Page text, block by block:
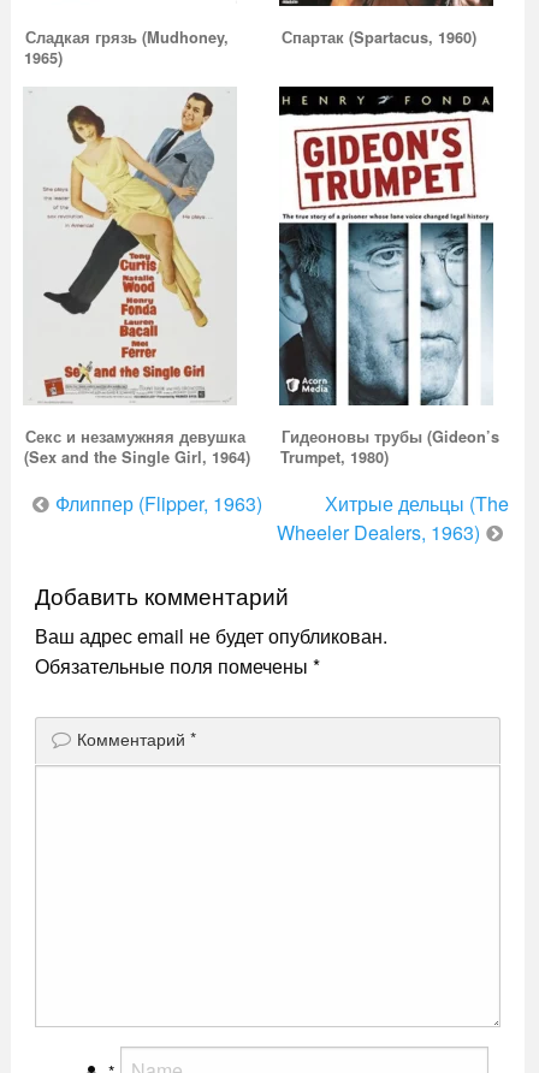
Сладкая грязь (Mudhoney,
1965)
Спартак (Spartacus, 1960)
Секс и незамужняя девушка
(Sex and the Single Girl, 1964)
Гидеоновы трубы (Gideon’s
Trumpet, 1980)
Навигация
Флиппер (Flipper, 1963)
Хитрые дельцы (The
Wheeler Dealers, 1963)
Добавить комментарий
Ваш адрес email не будет опубликован.
Обязательные поля помечены *
Комментарий *